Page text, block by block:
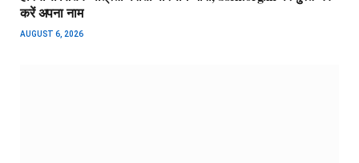
करें अपना नाम
AUGUST 6, 2026